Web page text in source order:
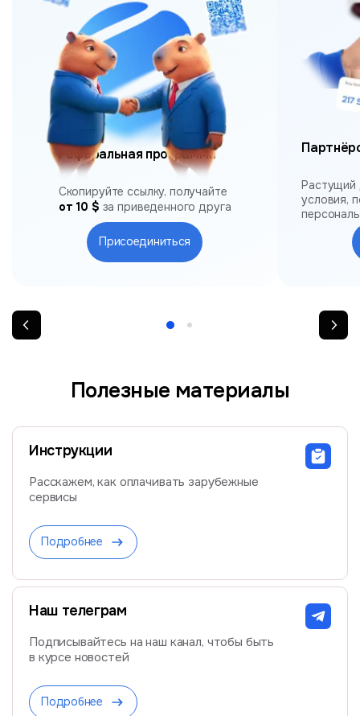
Реферальная программа
Скопируйте ссылку, получайте
от 10 $ за приведенного друга
Присоединиться
Растущий
условия,
Полезные материалы
Инструкции
Расскажем, как оплачивать зарубежные
сервисы
Подробнее
Наш телеграм
Подписывайтесь на наш канал, чтобы быть
в курсе новостей
Подробнее